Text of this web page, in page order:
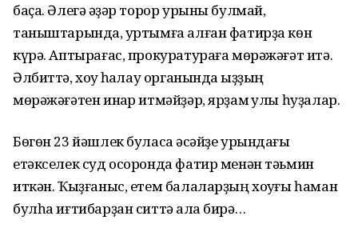
баҫа. Әлегә ҡәҙәр торор урыны булмай,
таныштарында, ҡуртымға алған фатирҙа көн
күрә. Аптырағас, прокуратураға мөрәжәғәт итә.
Әлбиттә, хоҡуҡ һаҡлау органында ҡыҙҙың
мөрәжәғәтен инҡар итмәйҙәр, ярҙам ҡулы һуҙалар.
Бөгөн 23 йәшлек буласаҡ әсәйҙе урындағы
етәкселек суд осоронда фатир менән тәьмин
иткән. Ҡыҙғаныс, етем балаларҙың хоҡуғы һаман
булһа иғтибарҙан ситтә ҡала бирә…